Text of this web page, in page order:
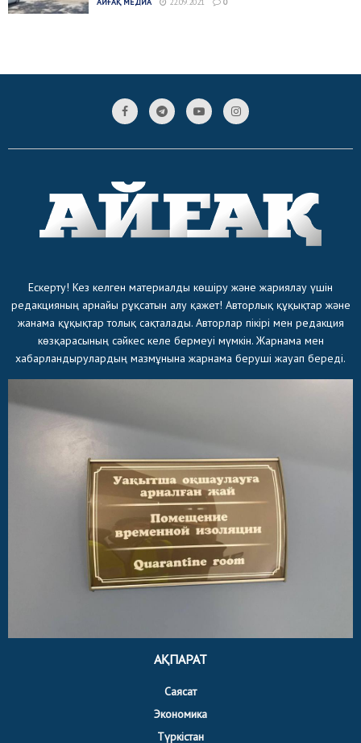
Ескерту! Кез келген материалды көшіру және жариялау үшін
редакцияның арнайы рұқсатын алу қажет! Авторлық құқықтар және
жанама құқықтар толық сақталады. Авторлар пікірі мен редакция
көзқарасының сәйкес келе бермеуі мүмкін. Жарнама мен
хабарландырулардың мазмұнына жарнама беруші жауап береді.
АҚПАРАТ
Саясат
Экономика
Түркістан